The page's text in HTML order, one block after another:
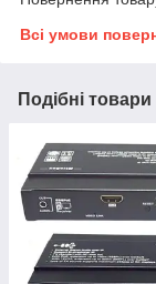
Всі умови
Подібні товари